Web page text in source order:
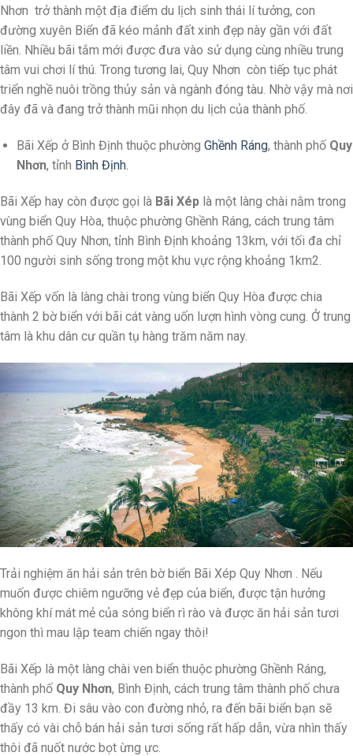
Nhơn trở thành một địa điểm du lịch sinh thái lí tưởng, con
đường xuyên Biển đã kéo mảnh đất xinh đẹp này gần với đất
liền. Nhiều bãi tắm mới được đưa vào sử dụng cùng nhiều trung
tâm vui chơi lí thú. Trong tương lai, Quy Nhơn còn tiếp tục phát
triển nghề nuôi trồng thủy sản và ngành đóng tàu. Nhờ vậy mà nơi
đây đã và đang trở thành mũi nhọn du lịch của thành phố.
Bãi Xếp ở Bình Định thuộc phường Ghềnh Ráng, thành phố Quy
Nhơn, tỉnh Bình Định.
Bãi Xếp hay còn được gọi là Bãi Xép là một làng chài nằm trong
vùng biển Quy Hòa, thuộc phường Ghềnh Ráng, cách trung tâm
thành phố Quy Nhơn, tỉnh Bình Định khoảng 13km, với tối đa chỉ
100 người sinh sống trong một khu vực rộng khoảng 1km2.
Bãi Xếp vốn là làng chài trong vùng biển Quy Hòa được chia
thành 2 bờ biển với bãi cát vàng uốn lượn hình vòng cung. Ở trung
tâm là khu dân cư quần tụ hàng trăm năm nay.
Trải nghiệm ăn hải sản trên bờ biển Bãi Xép Quy Nhơn . Nếu
muốn được chiêm ngưỡng vẻ đẹp của biển, được tận hưởng
không khí mát mẻ của sóng biển rì rào và được ăn hải sản tươi
ngon thì mau lập team chiến ngay thôi!
Bãi Xếp là một làng chài ven biển thuộc phường Ghềnh Ráng,
thành phố Quy Nhơn, Bình Định, cách trung tâm thành phố chưa
đầy 13 km. Đi sâu vào con đường nhỏ, ra đến bãi biển bạn sẽ
thấy có vài chỗ bán hải sản tươi sống rất hấp dẫn, vừa nhìn thấy
thôi đã nuốt nước bọt ừng ực.